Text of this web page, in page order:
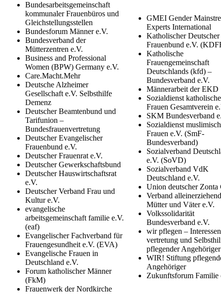
Bundesarbeitsgemeinschaft
kommunaler Frauenbüros und
Gleichstellungsstellen
Bundesforum Männer e.V.
Bundesverband der
Mütterzentren e.V.
Business and Professional
Women (BPW) Germany e.V.
Care.Macht.Mehr
Deutsche Alzheimer
Gesellschaft e.V. Selbsthilfe
Demenz
Deutscher Beamtenbund und
Tarifunion –
Bundesfrauenvertretung
Deutscher Evangelischer
Frauenbund e.V.
Deutscher Frauenrat e.V.
Deutscher Gewerkschaftsbund
Deutscher Hauswirtschaftsrat
e.V.
Deutscher Verband Frau und
Kultur e.V.
evangelische
arbeitsgemeinschaft familie e.V.
(eaf)
Evangelischer Fachverband für
Frauengesundheit e.V. (EVA)
Evangelische Frauen in
Deutschland e.V.
Forum katholischer Männer
(FkM)
Frauenwerk der Nordkirche
GMEI Gender
Experts International
Katholischer Deutscher
Frauenbund e.V.
Katholische
Frauengemeinschaft
Deutschlands (kfd) –
Bundesverband e.V.
Männerarbeit der EKD
Sozialdienst
Frauen Gesamtverein
SKM Bundesverband
Sozialdienst
Frauen e.V. (SmF-
Bundesverband)
Sozialverband
e.V. (SoVD)
Sozialverband VdK
Deutschland e.V.
Union deutscher Zonta
Verband
Mütter und Väter e.V.
Volkssolidarität
Bundesverband e.V.
wir pflegen –
vertretung und
pflegender
WIR! Stiftung
Angehöriger
Zukunftsforum Familie